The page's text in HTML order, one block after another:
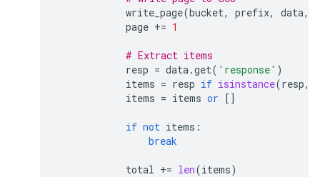
write_page(bucket, prefix, data,
page += 1
# Extract items
resp = data.get( 'response' )
items = resp if isinstance(resp,
items = items or []
if not items :
break
total += len(items)